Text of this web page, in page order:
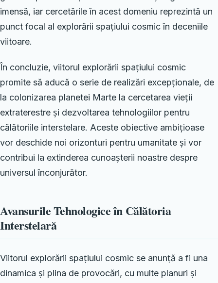
imensă, iar cercetările în acest domeniu reprezintă un
punct focal al explorării spațiului cosmic în deceniile
viitoare.
În concluzie, viitorul explorării spațiului cosmic
promite să aducă o serie de realizări excepționale, de
la colonizarea planetei Marte la cercetarea vieții
extraterestre și dezvoltarea tehnologiilor pentru
călătoriile interstelare. Aceste obiective ambițioase
vor deschide noi orizonturi pentru umanitate și vor
contribui la extinderea cunoașterii noastre despre
universul înconjurător.
Avansurile Tehnologice în Călătoria
Interstelară
Viitorul explorării spațiului cosmic se anunță a fi una
dinamica și plina de provocări, cu multe planuri și